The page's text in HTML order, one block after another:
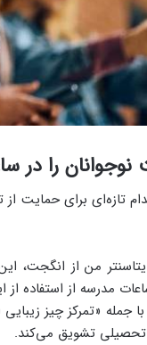
را در
تازه‌ای برای حمایت
من از انگجت،
مدرسه از استفاده
جمله «تمرکز چیز
تحصیلی تشویق می‌کند.